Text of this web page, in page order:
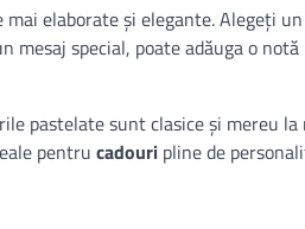
mai elaborate și elegante. Alegeți
mesaj special, poate adăuga o notă
pastelate sunt clasice și mereu la
pentru cadouri pline de